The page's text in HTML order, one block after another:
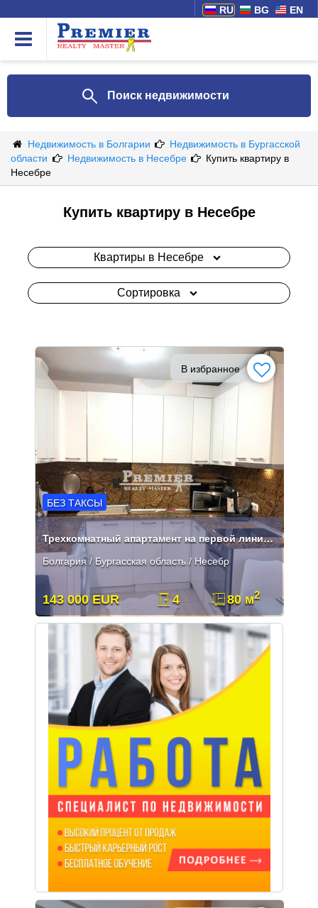
RU BG EN
Поиск недвижимости
Недвижимость в Болгарии
Недвижимость в Бургасской
области
Недвижимость в Несебре
Купить квартиру в
Несебре
Купить квартиру в Несебре
Квартиры в Несебре
Сортировка
В избранное
БЕЗ ТАКСЫ
Трехкомнатный апартамент на первой линии в Нессебре
Болгария / Бургасская область / Несебр
143 000 EUR 4 80 м2